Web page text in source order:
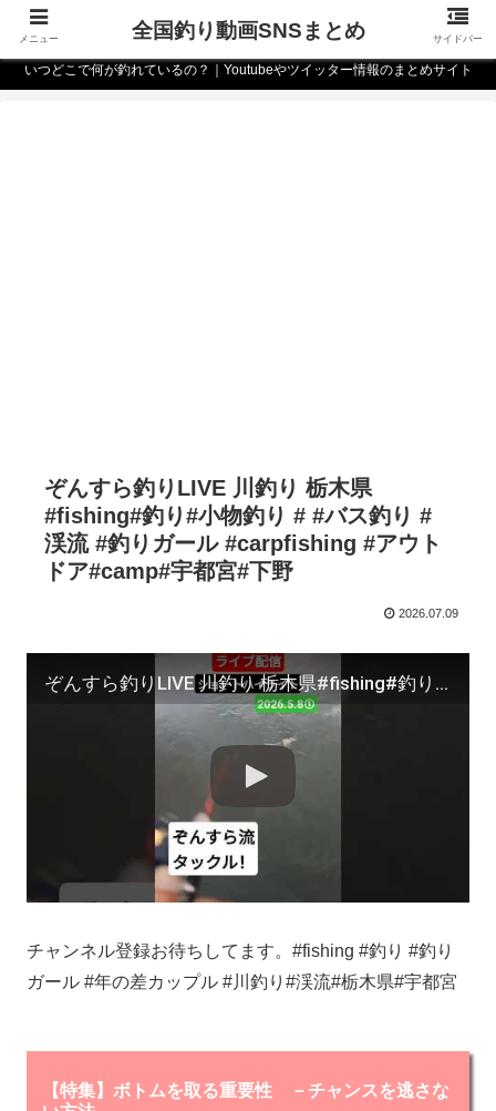
いつどこで何が釣れているの？｜Youtubeやツイッター情報のまとめサイト
ぞんすら釣りLIVE 川釣り 栃木県
#fishing#釣り#小物釣り # #バス釣り #
渓流 #釣りガール #carpfishing #アウト
ドア#camp#宇都宮#下野
2026.07.09
ぞんすら釣りLIVE 川釣り 栃木県#fishing#釣り#小物釣り # #バス釣り #渓流 #釣りガール #carpfishing #アウトドア#camp#宇都宮#下野
チャンネル登録お待ちしてます。#fishing #釣り #釣り
ガール #年の差カップル #川釣り#渓流#栃木県#宇都宮
【特集】ボトムを取る重要性 －チャンスを逃さな
メニュー 全国釣り動画SNSまとめ サイドバー